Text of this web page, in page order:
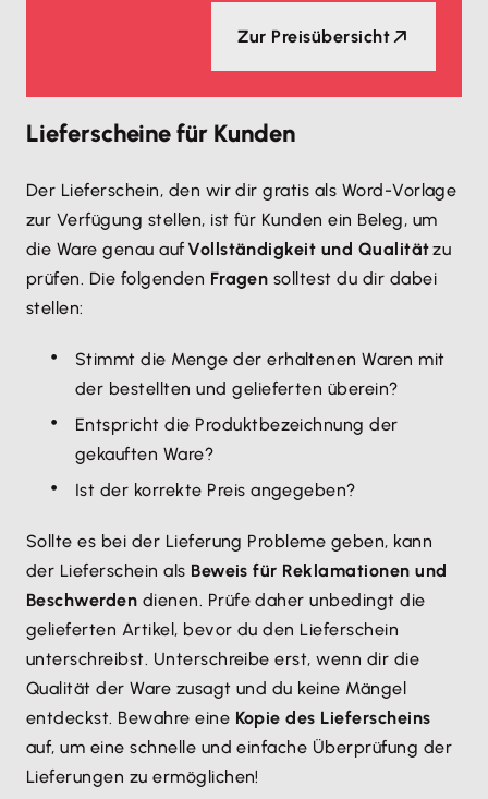
Zur Preisübersicht
Lieferscheine für Kunden
Der Lieferschein, den wir dir gratis als Word-Vorlage
zur Verfügung stellen, ist für Kunden ein Beleg, um
die Ware genau aufVollständigkeit und Qualitätzu
prüfen. Die folgenden Fragen solltest du dir dabei
stellen:
Stimmt die Menge der erhaltenen Waren mit
der bestellten und gelieferten überein?
Entspricht die Produktbezeichnung der
gekauften Ware?
Ist der korrekte Preis angegeben?
Sollte es bei der Lieferung Probleme geben, kann
der Lieferschein als Beweis für Reklamationen und
Beschwerden dienen. Prüfe daher unbedingt die
gelieferten Artikel, bevor du den Lieferschein
unterschreibst. Unterschreibe erst, wenn dir die
Qualität der Ware zusagt und du keine Mängel
entdeckst. Bewahre eine Kopie des Lieferscheins
auf, um eine schnelle und einfache Überprüfung der
Lieferungen zu ermöglichen!